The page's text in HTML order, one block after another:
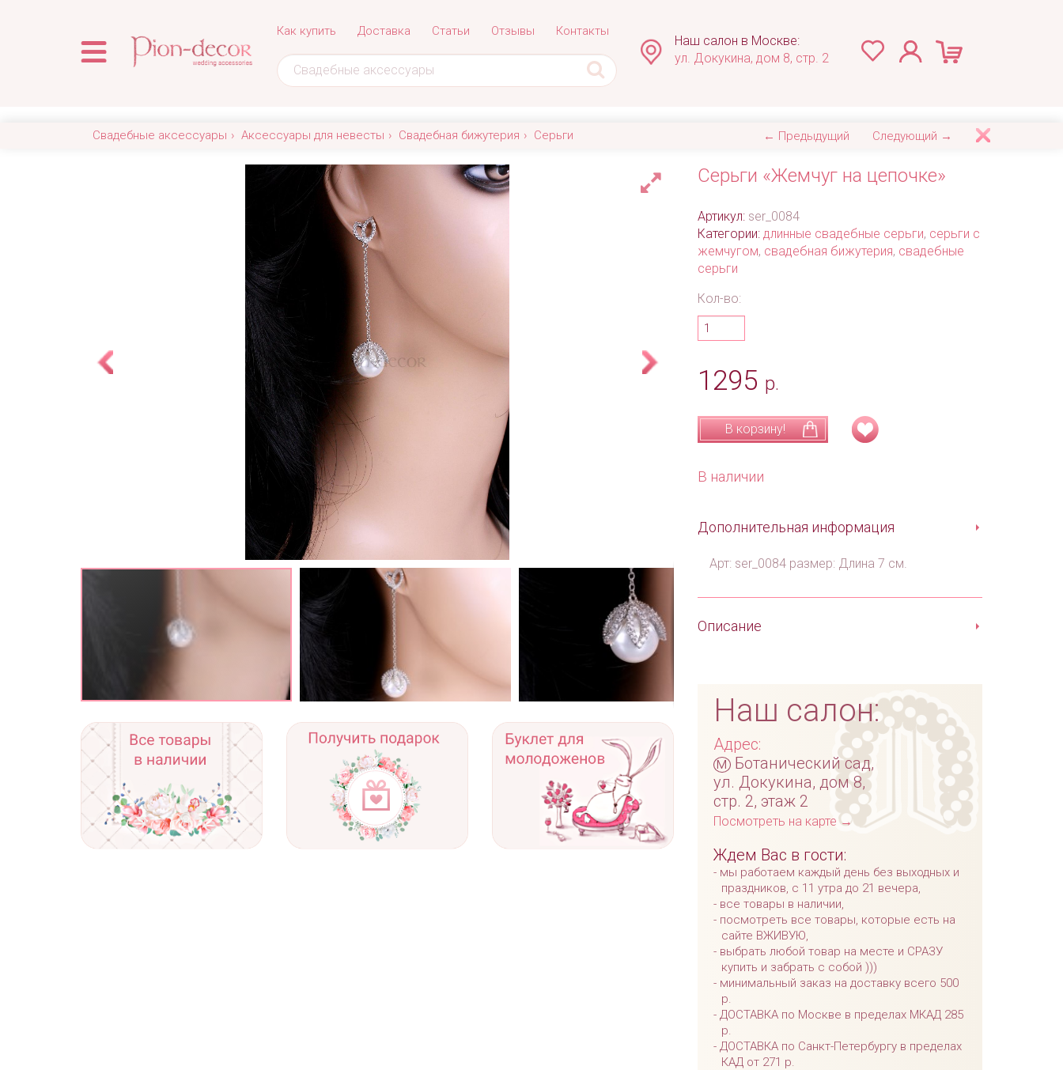
Как купить Доставка Статьи Отзывы Контакты
Наш салон в Москве:
ул. Докукина, дом 8, стр. 2
Свадебные аксессуары Аксессуары для невесты Свадебная бижутерия Серьги ← Предыдущий Следующий →
Серьги «Жемчуг на цепочке»
Артикул: ser_0084
Категории: длинные свадебные серьги, серьги с
жемчугом, свадебная бижутерия, свадебные
серьги
Кол-во:
1295 р.
В корзину!
В наличии
Дополнительная информация
Арт: ser_0084 размер: Длина 7 см.
Описание
Наш салон:
Адрес:
м Ботанический сад,
ул. Докукина, дом 8,
стр. 2, этаж 2
Посмотреть на карте →
Ждем Вас в гости:
мы работаем каждый день без выходных и
праздников, с 11 утра до 21 вечера,
все товары в наличии,
посмотреть все товары, которые есть на
сайте ВЖИВУЮ,
выбрать любой товар на месте и СРАЗУ
купить и забрать с собой )))
минимальный заказ на доставку всего 500
р.
ДОСТАВКА по Москве в пределах МКАД 285
р.
ДОСТАВКА по Санкт-Петербургу в пределах
КАД от 271 р.